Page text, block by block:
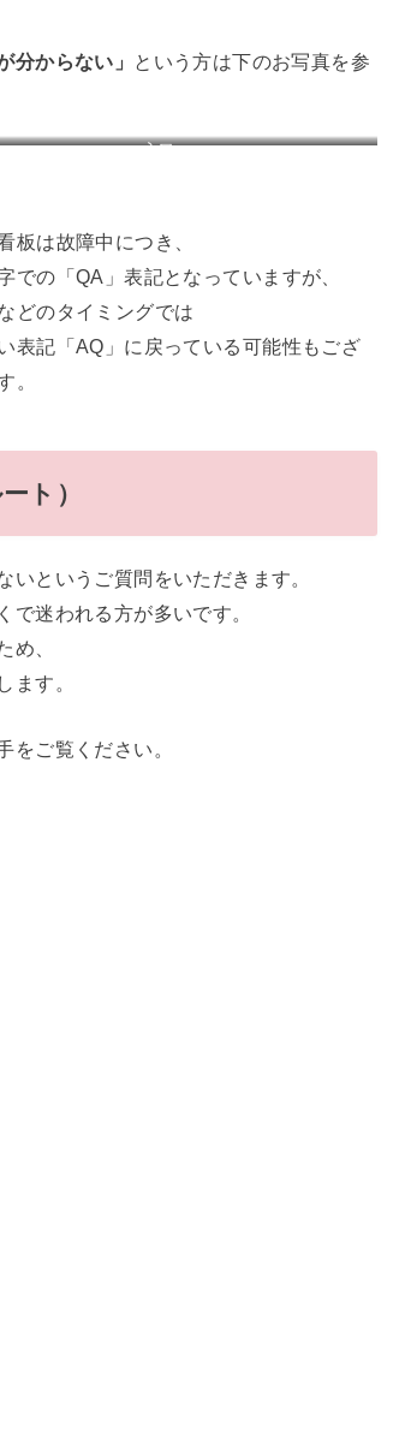
分からない」
という方は下のお写真を参
入口
板は故障中につき、
での「QA」表記となっていますが、
どのタイミングでは
表記「AQ」に戻っている可能性もござ
。
ト）
というご質問をいただきます。
迷われる方が多いです。
め、
ます。
をご覧ください。